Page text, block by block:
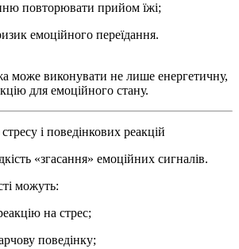
повторювати прийом їжі;
емоційного переїдання.
може виконувати не лише енергетичну,
для емоційного стану.
і поведінкових реакцій
«згасання» емоційних сигналів.
можуть:
на стрес;
поведінку;